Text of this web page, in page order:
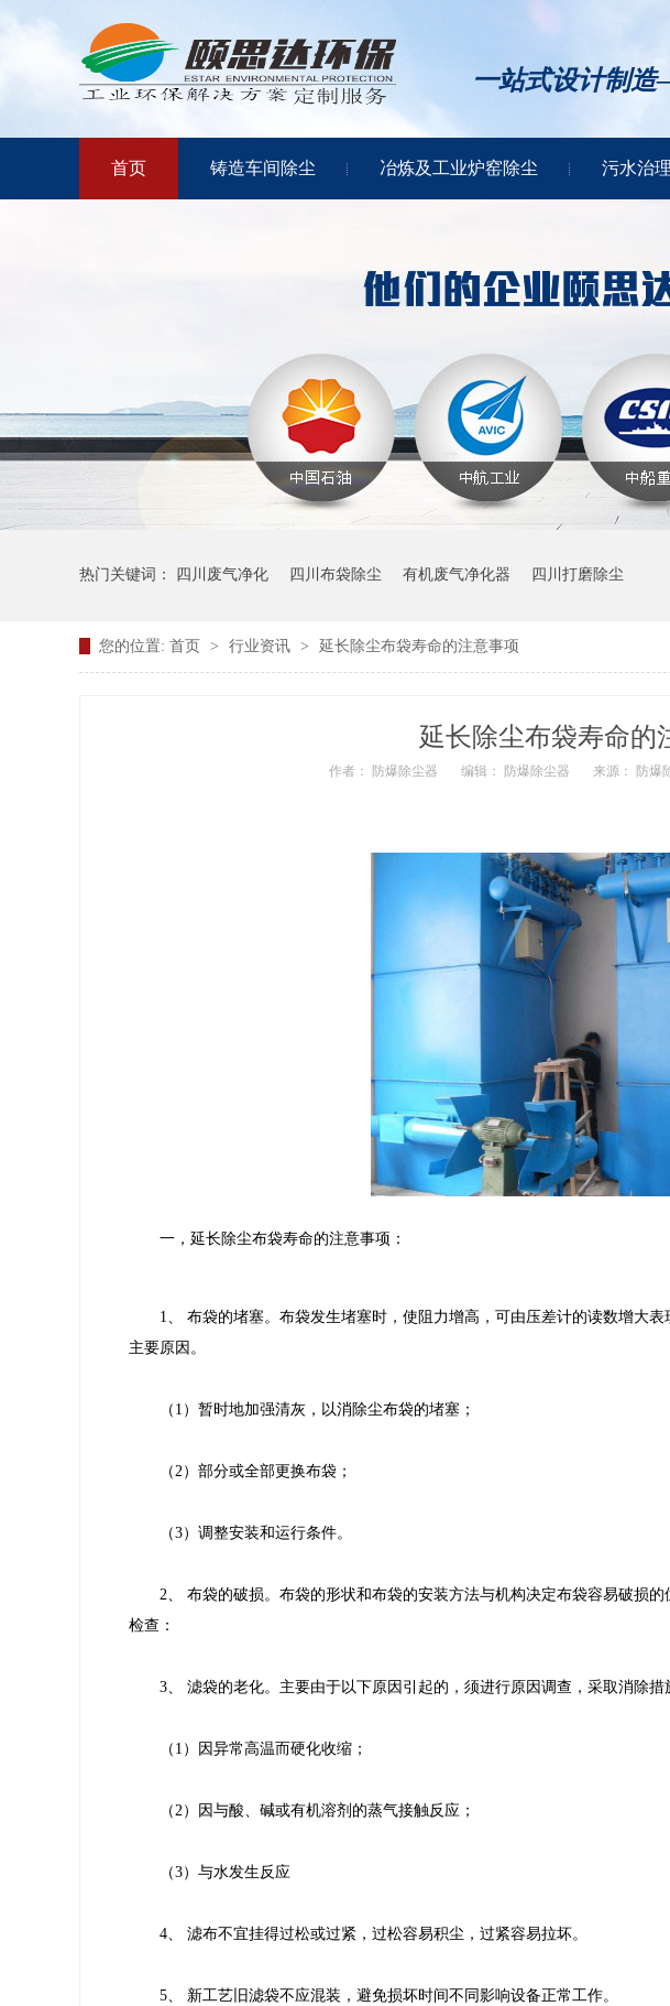
一站式设计制
首页 铸造车间除尘 冶炼及工业炉窑除尘 污水治理
热门关键词： 四川废气净化 四川布袋除尘 有机废气净化器 四川打磨除尘
您的位置: 首页 > 行业资讯 > 延长除尘布袋寿命的注意事项
延长除尘布袋寿命的
作者： 防爆除尘器 编辑： 防爆除尘器 来源： 防爆
一，延长除尘布袋寿命的注意事项：
1、 布袋的堵塞。布袋发生堵塞时，使阻力增高，可由压差计的读数增大表
主要原因。
（1）暂时地加强清灰，以消除尘布袋的堵塞；
（2）部分或全部更换布袋；
（3）调整安装和运行条件。
2、 布袋的破损。布袋的形状和布袋的安装方法与机构决定布袋容易破损
检查：
3、 滤袋的老化。主要由于以下原因引起的，须进行原因调查，采取消除措
（1）因异常高温而硬化收缩；
（2）因与酸、碱或有机溶剂的蒸气接触反应；
（3）与水发生反应
4、 滤布不宜挂得过松或过紧，过松容易积尘，过紧容易拉坏。
5、 新工艺旧滤袋不应混装，避免损坏时间不同影响设备正常工作。